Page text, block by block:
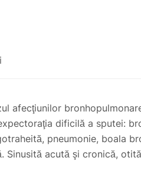
afecţiunilor
dificilă a sputei:
pneumonie, boala
acută şi cronică, otită
14 ani: 400-600 mg